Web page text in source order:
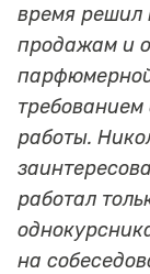
время решил
продажам и
работы.
работал
на